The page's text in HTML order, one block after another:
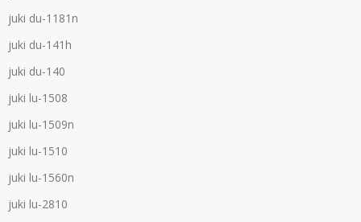
juki du-1181n
juki du-141h
juki du-140
juki lu-1508
juki lu-1509n
juki lu-1510
juki lu-1560n
juki lu-2810